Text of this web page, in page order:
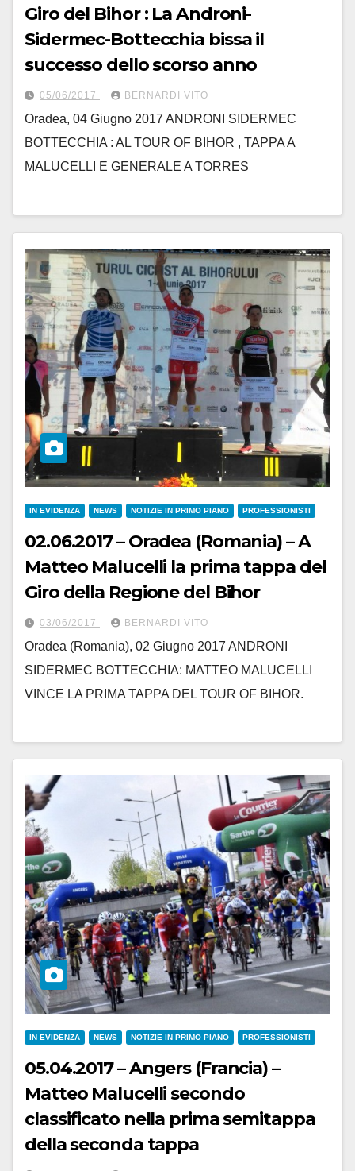
Giro del Bihor : La Androni-
Sidermec-Bottecchia bissa il
successo dello scorso anno
05/06/2017 BERNARDI VITO
Oradea, 04 Giugno 2017 ANDRONI SIDERMEC
BOTTECCHIA : AL TOUR OF BIHOR , TAPPA A
MALUCELLI E GENERALE A TORRES
IN EVIDENZA NEWS NOTIZIE IN PRIMO PIANO PROFESSIONISTI
02.06.2017 – Oradea (Romania) – A
Matteo Malucelli la prima tappa del
Giro della Regione del Bihor
03/06/2017 BERNARDI VITO
Oradea (Romania), 02 Giugno 2017 ANDRONI
SIDERMEC BOTTECCHIA: MATTEO MALUCELLI
VINCE LA PRIMA TAPPA DEL TOUR OF BIHOR.
IN EVIDENZA NEWS NOTIZIE IN PRIMO PIANO PROFESSIONISTI
05.04.2017 – Angers (Francia) –
Matteo Malucelli secondo
classificato nella prima semitappa
della seconda tappa